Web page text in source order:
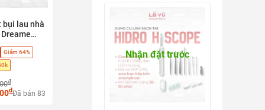
bụi lau nhà
sàn + tự
Phù hợp
sàn gỗ,
Giảm 64%
₫
₫Đã bán 83
Nhận đặt trước